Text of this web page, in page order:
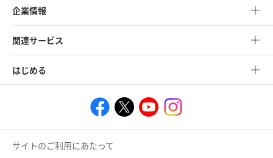
企業情報
関連サービス
はじめる
サイトのご利用にあたって